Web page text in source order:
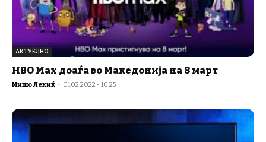
АКТУЕЛНО
HBO Max доаѓа во Македонија на 8 март
Мишо Лекиќ - 01.02.2022 - 10:25